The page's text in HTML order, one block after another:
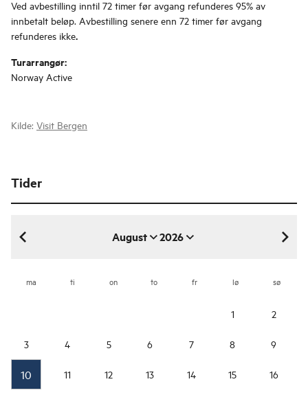
Ved avbestilling inntil 72 timer før avgang refunderes 95% av
innbetalt beløp. Avbestilling senere enn 72 timer før avgang
refunderes ikke.
Turarrangør:
Norway Active
Kilde: Visit Bergen
Tider
August 2026
august 2026
ma ti on to fr lø sø
1 2
3 4 5 6 7 8 9
10 11 12 13 14 15 16